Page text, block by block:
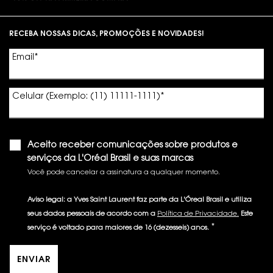
RECEBA NOSSAS DICAS, PROMOÇÕES E NOVIDADES!
Email *
Celular (Exemplo: (11) 11111-1111) *
Aceito receber comunicações sobre produtos e
serviços da L'Oréal Brasil e suas marcas
Você pode cancelar a assinatura a qualquer momento.​
Aviso legal: a Yves Saint Laurent faz parte da L'Óreal Brasil e utiliza
seus dados pessoais de acordo com a Política de Privacidade. Este
serviço é voltado para maiores de 16 (dezesseis) anos. *
ENVIAR